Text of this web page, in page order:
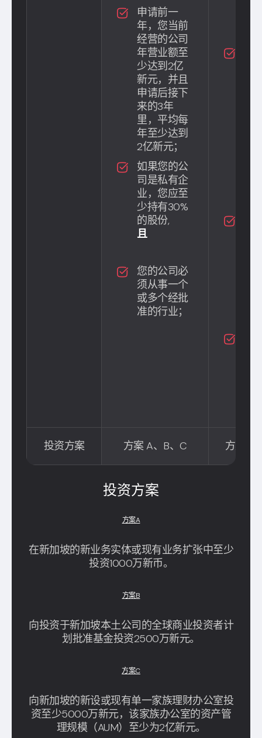
申请前一
年，您当前
经营的公司
年营业额至
少达到2亿
新元，并且
申请后接下
来的3年
里，平均每
年至少达到
2亿新元；
如果您的公
司是私有企
业，您应至
少持有30%
的股份,
且
您的公司必
须从事一个
或多个经批
准的行业；
投资方案 方案 A、B、C 方案 A
投资方案
方案A
在新加坡的新业务实体或现有业务扩张中至少
投资1000万新币。
方案B
向投资于新加坡本土公司的全球商业投资者计
划批准基金投资2500万新元。
方案C
向新加坡的新设或现有单一家族理财办公室投
资至少5000万新元，该家族办公室的资产管
理规模（AUM）至少为2亿新元。